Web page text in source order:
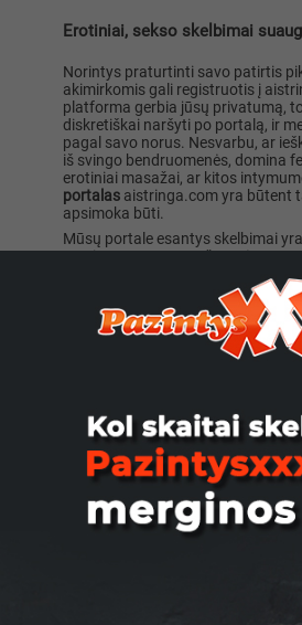
Erotiniai, sekso skelbimai
Norintys praturtinti savo patirtis
akimirkomis gali registruotis į
platforma gerbia jūsų privatumą,
diskretiškai naršyti po portalą, ir
pagal savo norus. Nesvarbu, ar
iš svingo bendruomenės, domina
erotiniai masažai, ar kitos
portalasaistringa.com yra būtent
apsimoka būti.
Mūsų portale esantys skelbimai
vyrai, moterys, trans žmonės ar
renginius ar naršyti saugioje ir
suaugusieji gali tyrinėti savo
fantazijas be jokių kliūčių.
net nesiregistravus, todėl viskas
žmones ir jų pasirinkimą. Darykite
gaunamas abipusis sutikimas.
Intymios sekso pažintys kelių
paspaudimu
aistringa.com jūs galite
mygtukų paspaudimu pradėti
siūlome nemokamai įdėti naują
užsiregistruoti platformoje.